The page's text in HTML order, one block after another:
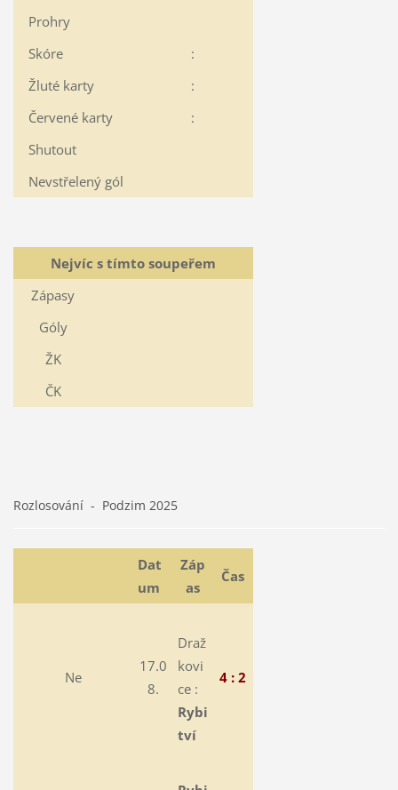
Prohry
Skóre
:
Žluté karty
:
Červené karty
:
Shutout
Nevstřelený gól
Nejvíc s tímto soupeřem
Zápasy
Góly
ŽK
ČK
Rozlosování - Podzim 2025
Dat
um
Záp
as
Čas
Ne
17.0
8.
Draž
kovi
ce :
Rybi
tví
4 : 2